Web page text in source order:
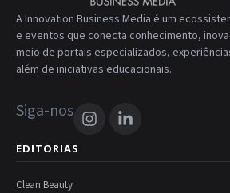
A Innovation Business Media é um
e eventos que conecta conhecimento,
meio de portais especializados,
além de iniciativas educacionais.
Siga-nos
EDITORIAS
Clean Beauty